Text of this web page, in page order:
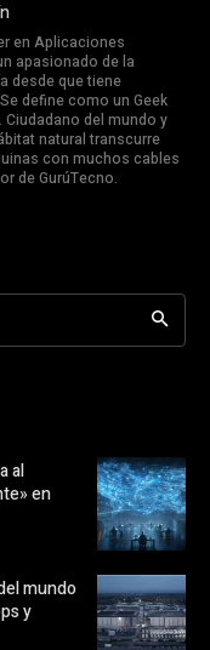
en Aplicaciones
apasionado de la
desde que tiene
define como un Geek
del mundo y
natural transcurre
con muchos cables
de GurúTecno.
al
en
mundo
y